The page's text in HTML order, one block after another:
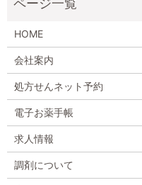
HOME
会社案内
処方せんネット予約
電子お薬手帳
求人情報
調剤について